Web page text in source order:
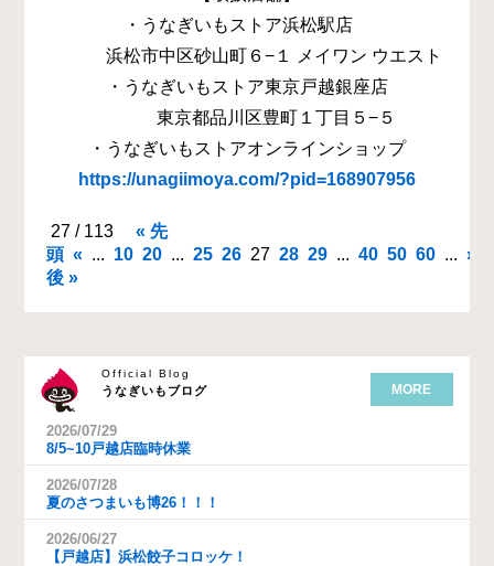
・うなぎいもストア浜松駅店
浜松市中区砂山町６−１ メイワン ウエスト
・うなぎいもストア東京戸越銀座店
東京都品川区豊町１丁目５−５
・うなぎいもストアオンラインショップ
https://unagiimoya.com/?pid=168907956
27 / 113
« 先
頭 « ... 10 20 ... 25 26 27 28 29 ... 40 50 60 ... »
後 »
うなぎいもブログ
Official Blog
MORE
2026/07/29
8/5~10戸越店臨時休業
2026/07/28
夏のさつまいも博26！！！
2026/06/27
【戸越店】浜松餃子コロッケ！